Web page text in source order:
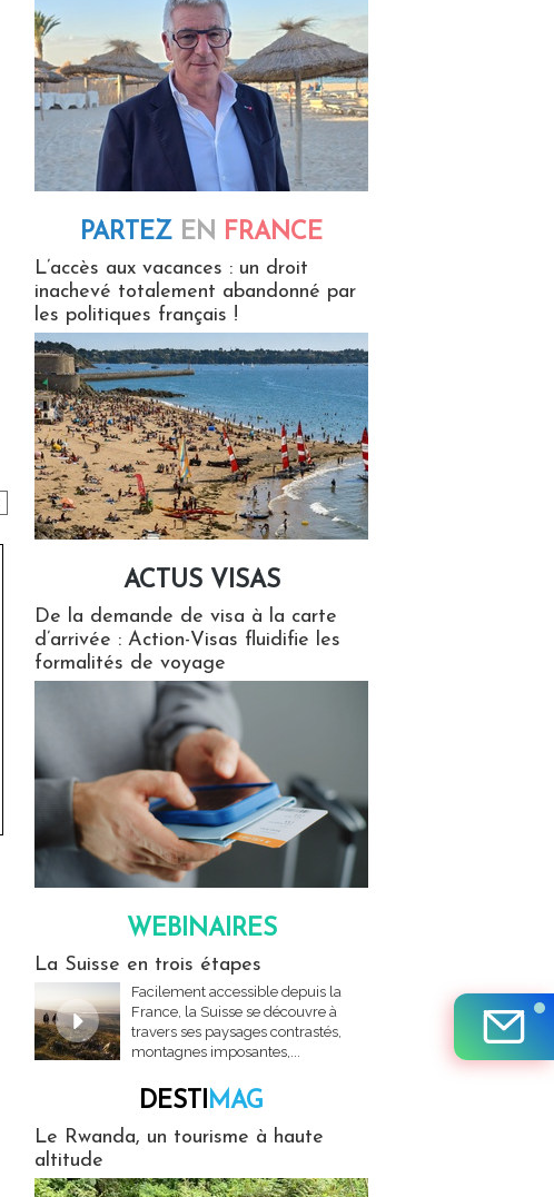
PARTEZ EN FRANCE
L’accès aux vacances : un droit
inachevé totalement abandonné par
les politiques français !
ACTUS VISAS
De la demande de visa à la carte
d’arrivée : Action-Visas fluidifie les
formalités de voyage
WEBINAIRES
La Suisse en trois étapes
Facilement accessible depuis la
France, la Suisse se découvre à
travers ses paysages contrastés,
montagnes imposantes,...
DESTIMAG
Le Rwanda, un tourisme à haute
altitude